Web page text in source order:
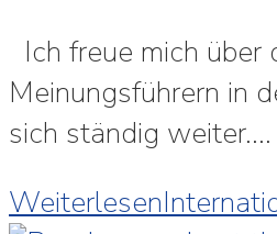
Ich freue mich
Meinungsführern in
sich ständig weiter.…
Weiterlesen